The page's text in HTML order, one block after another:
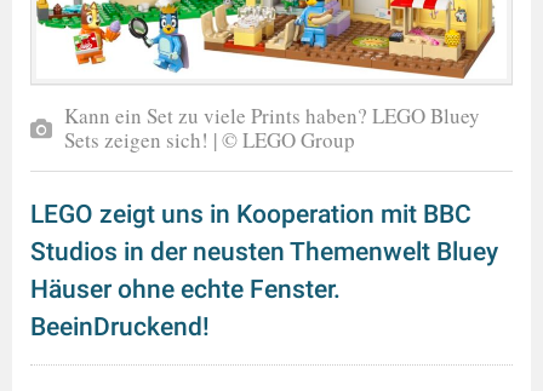
Kann ein Set zu viele Prints haben? LEGO Bluey
Sets zeigen sich! | © LEGO Group
LEGO zeigt uns in Kooperation mit BBC
Studios in der neusten Themenwelt Bluey
Häuser ohne echte Fenster.
BeeinDruckend!